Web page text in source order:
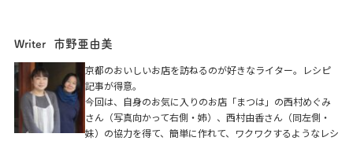
Writer 市野亜由美
京都のおいしいお店を訪ねるのが好きなライター。レシピ
記事が得意。
今回は、自身のお気に入りのお店「まつは」の西村めぐみ
さん（写真向かって右側・姉）、西村由香さん（同左側・
妹）の協力を得て、簡単に作れて、ワクワクするようなレシ